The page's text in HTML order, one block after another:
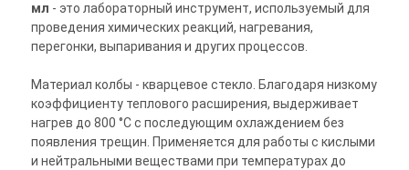
мл - это лабораторный инструмент, используемый для
проведения химических реакций, нагревания,
перегонки, выпаривания и других процессов.
Материал колбы - кварцевое стекло. Благодаря низкому
коэффициенту теплового расширения, выдерживает
нагрев до 800 °C с последующим охлаждением без
появления трещин. Применяется для работы с кислыми
и нейтральными веществами при температурах до